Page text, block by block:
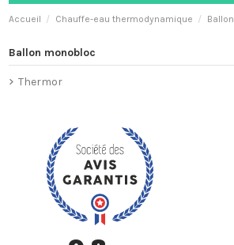
Accueil Chauffe-eau thermodynamique
Ballon monobloc
Thermor